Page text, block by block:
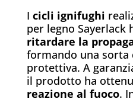
I cicli ignifughi
per legno Sayerlack
ritardare la
formando una sorta
protettiva. A
il prodotto ha
reazione al fuoco.